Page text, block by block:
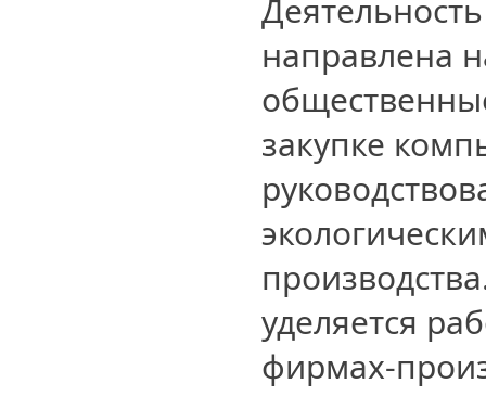
направлена
закупке
уделяется
фирмах-